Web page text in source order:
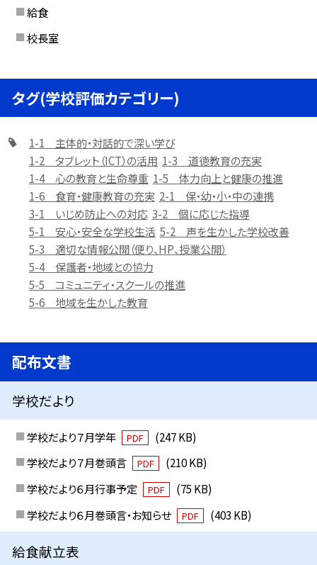
給食
校長室
タグ(学校評価カテゴリー)
1-1 主体的・対話的で深い学び
1-2 タブレット（ICT）の活用 1-3 道徳教育の充実
1-4 心の教育と生命尊重 1-5 体力向上と健康の推進
1-6 食育・健康教育の充実 2-1 保・幼・小・中の連携
3-1 いじめ防止への対応 3-2 個に応じた指導
5-1 安心・安全な学校生活 5-2 声を生かした学校改善
5-3 適切な情報公開（便り、HP、授業公開）
5-4 保護者・地域との協力
5-5 コミュニティ・スクールの推進
5-6 地域を生かした教育
配布文書
学校だより
学校だより７月学年 PDF
(247 KB)
学校だより７月巻頭言
PDF
(210 KB)
学校だより６月行事予定
PDF
(75 KB)
学校だより６月巻頭言・お知らせ
PDF (403 KB)
給食献立表